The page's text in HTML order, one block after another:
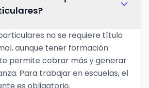
no se requiere título
aunque tener formación
permite cobrar más y generar
Para trabajar en escuelas, el